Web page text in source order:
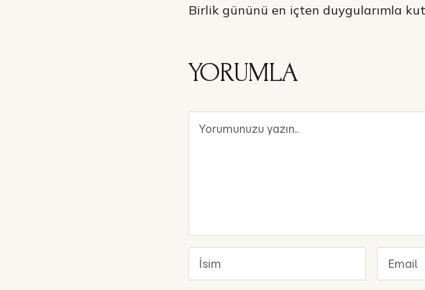
Birlik gününü en içten duygularımla
YORUMLA